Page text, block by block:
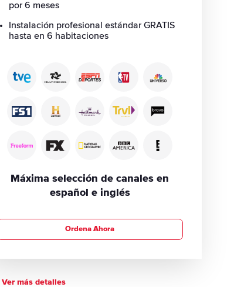
por 6 meses
Instalación profesional estándar GRATIS
hasta en 6 habitaciones
Máxima selección de canales en
español e inglés
Ordena Ahora
Ver más detalles